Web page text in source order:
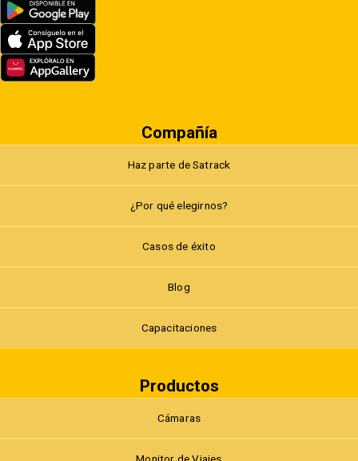
Compañía
Haz parte de Satrack
¿Por qué elegirnos?
Casos de éxito
Blog
Capacitaciones
Productos
Cámaras